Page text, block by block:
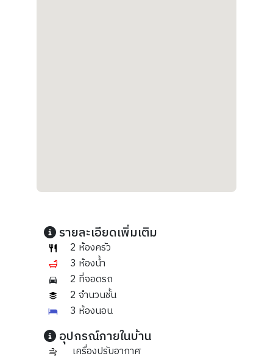
รายละเอียดเพิ่มเติม
2 ห้องครัว
3 ห้องน้ำ
2 ที่จอดรถ
2 จำนวนชั้น
3 ห้องนอน
อุปกรณ์ภายในบ้าน
เครื่องปรับอากาศ